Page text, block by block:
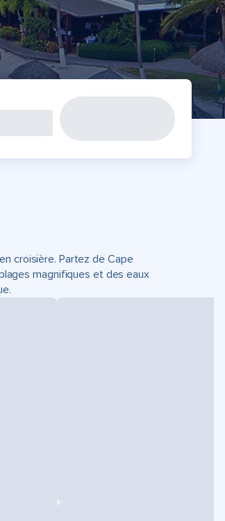
croisière. Partez de Cape
magnifiques et des eaux